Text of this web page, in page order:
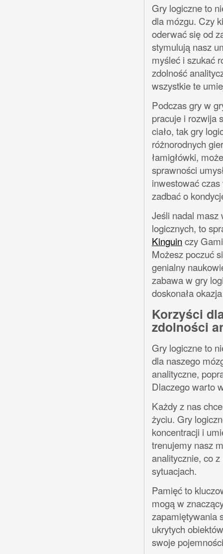
Gry logiczne to
dla mózgu. Czy
oderwać się od
stymulują nasz
myśleć i szukać
zdolność
wszystkie te
Podczas gry w
pracuje i rozwija
ciało, tak gry
różnorodnych
łamigłówki,
sprawności
inwestować
zadbać o
Jeśli nadal masz
logicznych, to
Kinguinczy
Możesz poczuć
genialny
zabawa w gry
doskonała
Korzyści
zdolności
Gry logiczne to
dla naszego
analityczne,
Dlaczego warto
Każdy z nas
życiu. Gry
koncentracji i
trenujemy nasz
analitycznie, co
sytuacjach.
Pamięć to
mogą w
zapamiętywania
ukrytych
swoje